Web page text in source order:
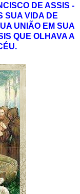
DE ASSIS -
SUA VIDA DE
UNIÃO EM SUA
QUE OLHAVA A